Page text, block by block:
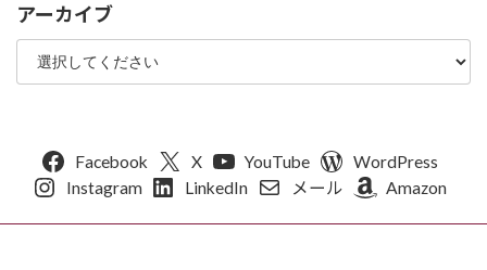
アーカイブ
Facebook X YouTube
WordPress
Instagram
LinkedIn メール Amazon